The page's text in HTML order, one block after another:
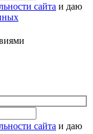
сайта и даю
сайта и даю